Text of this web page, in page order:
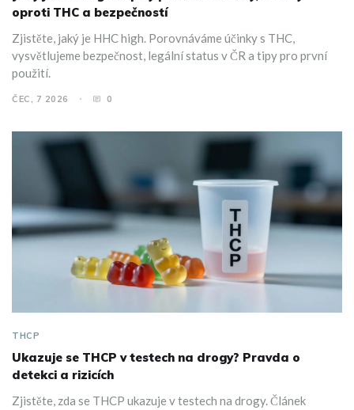
oproti THC a bezpečností
Zjistěte, jaký je HHC high. Porovnáváme účinky s THC,
vysvětlujeme bezpečnost, legální status v ČR a tipy pro první
použití.
ČEC, 7 2026 0
THCP
Ukazuje se THCP v testech na drogy? Pravda o
detekci a rizicích
Zjistěte, zda se THCP ukazuje v testech na drogy. Článek